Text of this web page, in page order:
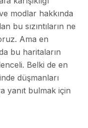
modlar hakkında
bu sızıntıların ne
Ama en
bu haritaların
Belki de en
düşmanları
yanıt bulmak için